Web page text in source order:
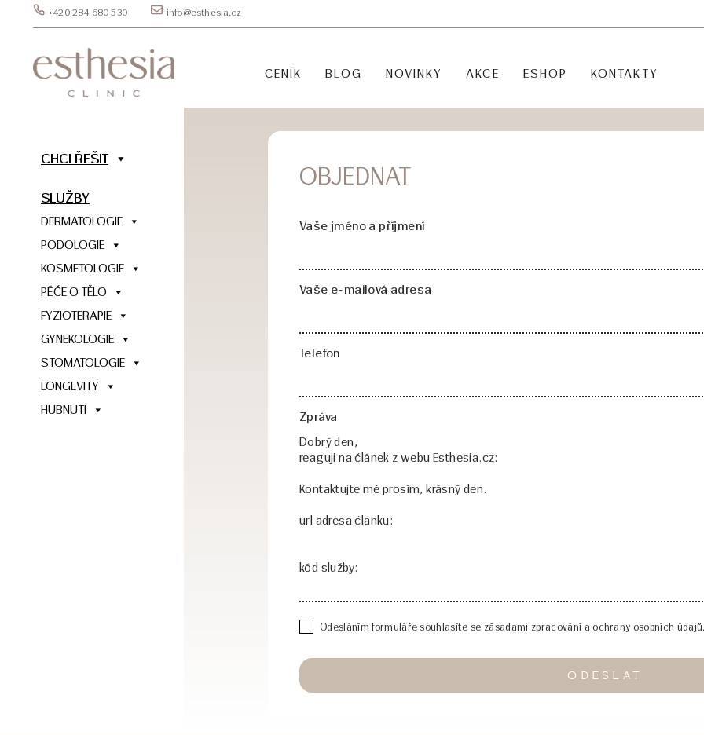
+420 284 680 530 info@esthesia.cz
CENÍK BLOG NOVINKY AKCE ESHOP KONTAKTY
CHCI ŘEŠIT
SLUŽBY
DERMATOLOGIE
PODOLOGIE
KOSMETOLOGIE
PÉČE O TĚLO
FYZIOTERAPIE
GYNEKOLOGIE
STOMATOLOGIE
LONGEVITY
HUBNUTÍ
OBJEDNAT
Vaše jméno a příjmení
Vaše e-mailová adresa
Telefon
Zpráva
Odesláním formuláře souhlasíte se zásadami zpracování a ochrany osobních